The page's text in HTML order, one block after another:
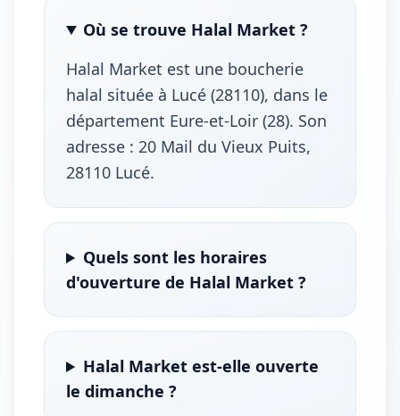
Où se trouve Halal Market ?
Halal Market est une boucherie
halal située à Lucé (28110), dans le
département Eure-et-Loir (28). Son
adresse : 20 Mail du Vieux Puits,
28110 Lucé.
Quels sont les horaires
d'ouverture de Halal Market ?
Halal Market est-elle ouverte
le dimanche ?